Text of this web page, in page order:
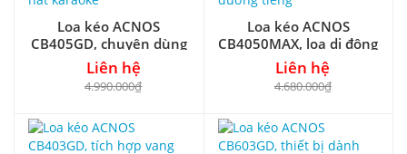
Loa kéo ACNOS
CB405GD, chuyên dùng
hát karaoke
Liên hệ
4.990.000₫
Loa kéo ACNOS
CB4050MAX, loa di động
2 đường tiếng
Liên hệ
4.680.000₫